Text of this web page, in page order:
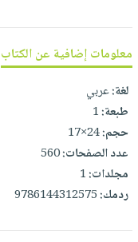
وفرات
انشر
كتابك
تواصل
معنا
معلومات إضافية عن الكتاب
لغة:عربي
طبعة:1
حجم:24×17
عدد الصفحات:560
مجلدات:1
ردمك:9786144312575